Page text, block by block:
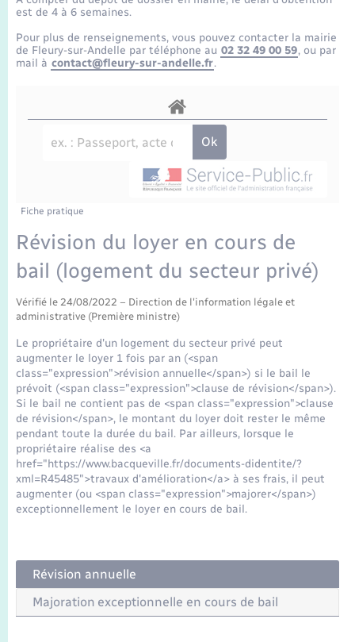
Etat-civil - Papiers - Citoyenneté
Mariage – PACS
Recensement
Loisirs
Organisation d’événement
Sécurité - Prévention
Seniors
Transports
Transports scolaires
Voirie et espace public
Travaux - Autorisation d’occupation de l’espace
public
Compétences
Présentation de la commune
La Communauté de communes
est de 4 à 6 semaines.
Pour plus de renseignements, vous pouvez contacter la mairie
de Fleury-sur-Andelle par téléphone au 02 32 49 00 59, ou par
mail à contact@fleury-sur-andelle.fr.
Fiche pratique
Révision du loyer en cours de
bail (logement du secteur privé)
Vérifié le 24/08/2022 – Direction de l'information légale et
administrative (Première ministre)
Le propriétaire d'un logement du secteur privé peut
augmenter le loyer 1 fois par an (<span
class="expression">révision annuelle</span>) si le bail le
prévoit (<span class="expression">clause de révision</span>).
Si le bail ne contient pas de <span class="expression">clause
de révision</span>, le montant du loyer doit rester le même
pendant toute la durée du bail. Par ailleurs, lorsque le
propriétaire réalise des <a
href="https://www.bacqueville.fr/documents-didentite/?
xml=R45485">travaux d'amélioration</a> à ses frais, il peut
augmenter (ou <span class="expression">majorer</span>)
exceptionnellement le loyer en cours de bail.
Révision annuelle
Majoration exceptionnelle en cours de bail